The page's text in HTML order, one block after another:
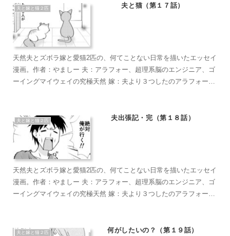
えん坊のもふもふ こぶ茶：抱っこが大好きラグドール。遊びへの欲
求がすごい。やりたい放題のバ…やんちゃ坊主
夫と嫁と猫２匹 夫と猫（第１７話）
天然夫とズボラ嫁と愛猫2匹の、何てことない日常を描いたエッセイ
漫画。作者：やましー 夫：アラフォー、超理系脳のエンジニア、ゴ
ーイングマイウェイの究極天然 嫁：夫より３つしたのアラフォー、
えん坊のもふもふ こぶ茶：抱っこが大好きラグドール。遊びへの欲
求がすごい。やりたい放題のバ…やんちゃ坊主
夫と嫁と猫２匹 夫出張記・完（第１８話）
天然夫とズボラ嫁と愛猫2匹の、何てことない日常を描いたエッセイ
漫画。作者：やましー 夫：アラフォー、超理系脳のエンジニア、ゴ
ーイングマイウェイの究極天然 嫁：夫より３つしたのアラフォー、
えん坊のもふもふ こぶ茶：抱っこが大好きラグドール。遊びへの欲
夫と嫁と猫２匹 何がしたいの？（第１９話）